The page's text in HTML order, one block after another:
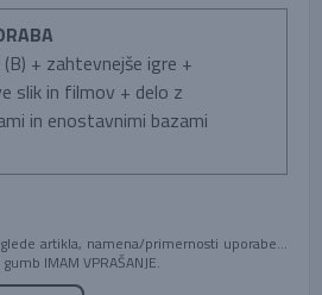
+ zahtevnejše igre +
slik in filmov + delo z
in enostavnimi bazami
artikla, namena/primernosti uporabe...
IMAM VPRAŠANJE.